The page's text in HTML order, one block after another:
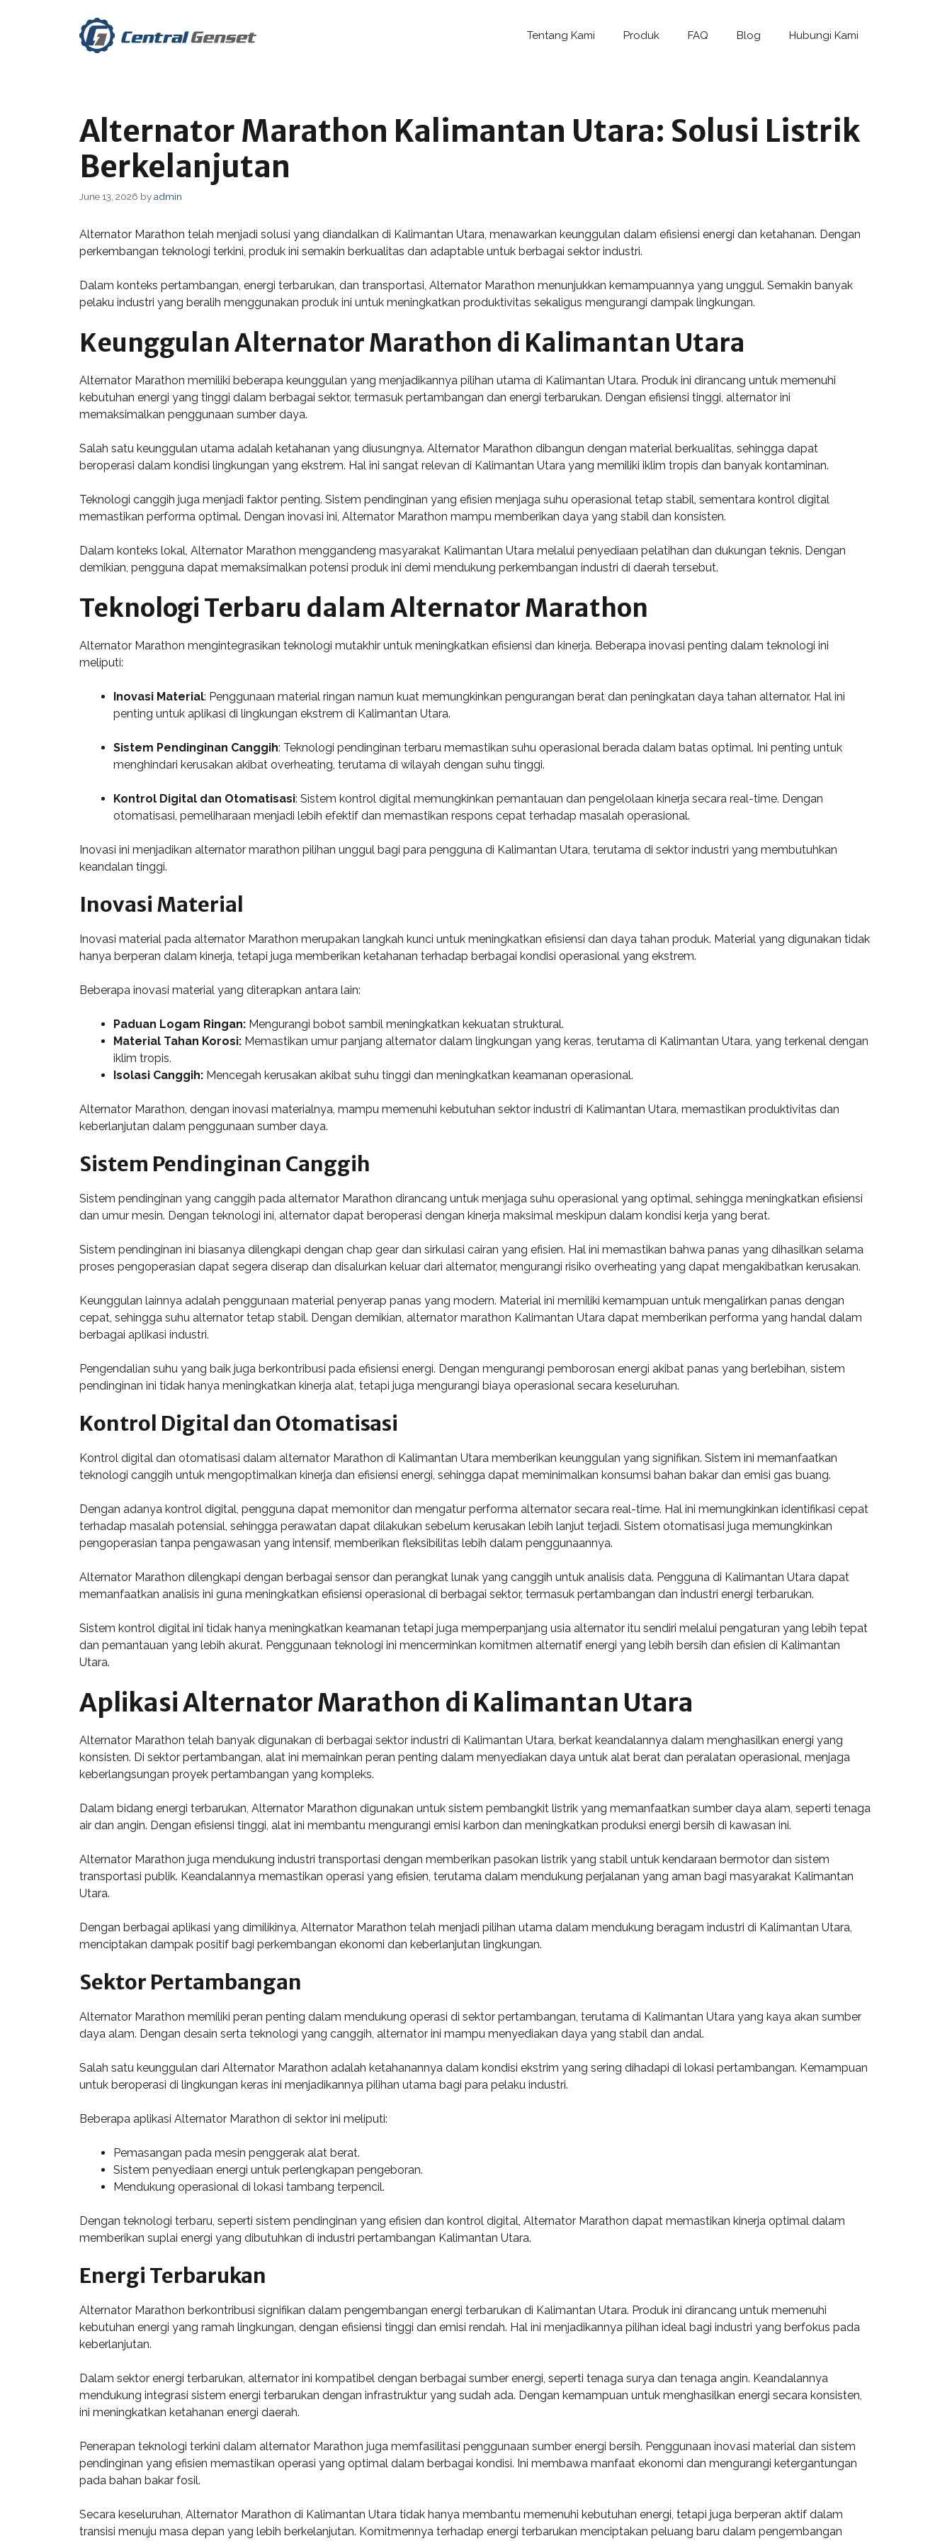
Tentang Kami Produk FAQ Blog Hubungi Kami
Alternator Marathon Kalimantan Utara: Solusi Listrik
Berkelanjutan
June 13, 2026 byadmin
Alternator Marathon telah menjadi solusi yang diandalkan di Kalimantan Utara, menawarkan keunggulan dalam efisiensi energi dan ketahanan. Dengan
perkembangan teknologi terkini, produk ini semakin berkualitas dan adaptable untuk berbagai sektor industri.
Dalam konteks pertambangan, energi terbarukan, dan transportasi, Alternator Marathon menunjukkan kemampuannya yang unggul. Semakin banyak
pelaku industri yang beralih menggunakan produk ini untuk meningkatkan produktivitas sekaligus mengurangi dampak lingkungan.
Keunggulan Alternator Marathon di Kalimantan Utara
Alternator Marathon memiliki beberapa keunggulan yang menjadikannya pilihan utama di Kalimantan Utara. Produk ini dirancang untuk memenuhi
kebutuhan energi yang tinggi dalam berbagai sektor, termasuk pertambangan dan energi terbarukan. Dengan efisiensi tinggi, alternator ini
memaksimalkan penggunaan sumber daya.
Salah satu keunggulan utama adalah ketahanan yang diusungnya. Alternator Marathon dibangun dengan material berkualitas, sehingga dapat
beroperasi dalam kondisi lingkungan yang ekstrem. Hal ini sangat relevan di Kalimantan Utara yang memiliki iklim tropis dan banyak kontaminan.
Teknologi canggih juga menjadi faktor penting. Sistem pendinginan yang efisien menjaga suhu operasional tetap stabil, sementara kontrol digital
memastikan performa optimal. Dengan inovasi ini, Alternator Marathon mampu memberikan daya yang stabil dan konsisten.
Dalam konteks lokal, Alternator Marathon menggandeng masyarakat Kalimantan Utara melalui penyediaan pelatihan dan dukungan teknis. Dengan
demikian, pengguna dapat memaksimalkan potensi produk ini demi mendukung perkembangan industri di daerah tersebut.
Teknologi Terbaru dalam Alternator Marathon
Alternator Marathon mengintegrasikan teknologi mutakhir untuk meningkatkan efisiensi dan kinerja. Beberapa inovasi penting dalam teknologi ini
meliputi:
Inovasi Material: Penggunaan material ringan namun kuat memungkinkan pengurangan berat dan peningkatan daya tahan alternator. Hal ini
penting untuk aplikasi di lingkungan ekstrem di Kalimantan Utara.
Sistem Pendinginan Canggih: Teknologi pendinginan terbaru memastikan suhu operasional berada dalam batas optimal. Ini penting untuk
menghindari kerusakan akibat overheating, terutama di wilayah dengan suhu tinggi.
Kontrol Digital dan Otomatisasi: Sistem kontrol digital memungkinkan pemantauan dan pengelolaan kinerja secara real-time. Dengan
otomatisasi, pemeliharaan menjadi lebih efektif dan memastikan respons cepat terhadap masalah operasional.
Inovasi ini menjadikan alternator marathon pilihan unggul bagi para pengguna di Kalimantan Utara, terutama di sektor industri yang membutuhkan
keandalan tinggi.
Inovasi Material
Inovasi material pada alternator Marathon merupakan langkah kunci untuk meningkatkan efisiensi dan daya tahan produk. Material yang digunakan tidak
hanya berperan dalam kinerja, tetapi juga memberikan ketahanan terhadap berbagai kondisi operasional yang ekstrem.
Beberapa inovasi material yang diterapkan antara lain:
Paduan Logam Ringan: Mengurangi bobot sambil meningkatkan kekuatan struktural.
Material Tahan Korosi: Memastikan umur panjang alternator dalam lingkungan yang keras, terutama di Kalimantan Utara, yang terkenal dengan
iklim tropis.
Isolasi Canggih: Mencegah kerusakan akibat suhu tinggi dan meningkatkan keamanan operasional.
Alternator Marathon, dengan inovasi materialnya, mampu memenuhi kebutuhan sektor industri di Kalimantan Utara, memastikan produktivitas dan
keberlanjutan dalam penggunaan sumber daya.
Sistem Pendinginan Canggih
Sistem pendinginan yang canggih pada alternator Marathon dirancang untuk menjaga suhu operasional yang optimal, sehingga meningkatkan efisiensi
dan umur mesin. Dengan teknologi ini, alternator dapat beroperasi dengan kinerja maksimal meskipun dalam kondisi kerja yang berat.
Sistem pendinginan ini biasanya dilengkapi dengan chap gear dan sirkulasi cairan yang efisien. Hal ini memastikan bahwa panas yang dihasilkan selama
proses pengoperasian dapat segera diserap dan disalurkan keluar dari alternator, mengurangi risiko overheating yang dapat mengakibatkan kerusakan.
Keunggulan lainnya adalah penggunaan material penyerap panas yang modern. Material ini memiliki kemampuan untuk mengalirkan panas dengan
cepat, sehingga suhu alternator tetap stabil. Dengan demikian, alternator marathon Kalimantan Utara dapat memberikan performa yang handal dalam
berbagai aplikasi industri.
Pengendalian suhu yang baik juga berkontribusi pada efisiensi energi. Dengan mengurangi pemborosan energi akibat panas yang berlebihan, sistem
pendinginan ini tidak hanya meningkatkan kinerja alat, tetapi juga mengurangi biaya operasional secara keseluruhan.
Kontrol Digital dan Otomatisasi
Kontrol digital dan otomatisasi dalam alternator Marathon di Kalimantan Utara memberikan keunggulan yang signifikan. Sistem ini memanfaatkan
teknologi canggih untuk mengoptimalkan kinerja dan efisiensi energi, sehingga dapat meminimalkan konsumsi bahan bakar dan emisi gas buang.
Dengan adanya kontrol digital, pengguna dapat memonitor dan mengatur performa alternator secara real-time. Hal ini memungkinkan identifikasi cepat
terhadap masalah potensial, sehingga perawatan dapat dilakukan sebelum kerusakan lebih lanjut terjadi. Sistem otomatisasi juga memungkinkan
pengoperasian tanpa pengawasan yang intensif, memberikan fleksibilitas lebih dalam penggunaannya.
Alternator Marathon dilengkapi dengan berbagai sensor dan perangkat lunak yang canggih untuk analisis data. Pengguna di Kalimantan Utara dapat
memanfaatkan analisis ini guna meningkatkan efisiensi operasional di berbagai sektor, termasuk pertambangan dan industri energi terbarukan.
Sistem kontrol digital ini tidak hanya meningkatkan keamanan tetapi juga memperpanjang usia alternator itu sendiri melalui pengaturan yang lebih tepat
dan pemantauan yang lebih akurat. Penggunaan teknologi ini mencerminkan komitmen alternatif energi yang lebih bersih dan efisien di Kalimantan
Utara.
Aplikasi Alternator Marathon di Kalimantan Utara
Alternator Marathon telah banyak digunakan di berbagai sektor industri di Kalimantan Utara, berkat keandalannya dalam menghasilkan energi yang
konsisten. Di sektor pertambangan, alat ini memainkan peran penting dalam menyediakan daya untuk alat berat dan peralatan operasional, menjaga
keberlangsungan proyek pertambangan yang kompleks.
Dalam bidang energi terbarukan, Alternator Marathon digunakan untuk sistem pembangkit listrik yang memanfaatkan sumber daya alam, seperti tenaga
air dan angin. Dengan efisiensi tinggi, alat ini membantu mengurangi emisi karbon dan meningkatkan produksi energi bersih di kawasan ini.
Alternator Marathon juga mendukung industri transportasi dengan memberikan pasokan listrik yang stabil untuk kendaraan bermotor dan sistem
transportasi publik. Keandalannya memastikan operasi yang efisien, terutama dalam mendukung perjalanan yang aman bagi masyarakat Kalimantan
Utara.
Dengan berbagai aplikasi yang dimilikinya, Alternator Marathon telah menjadi pilihan utama dalam mendukung beragam industri di Kalimantan Utara,
menciptakan dampak positif bagi perkembangan ekonomi dan keberlanjutan lingkungan.
Sektor Pertambangan
Alternator Marathon memiliki peran penting dalam mendukung operasi di sektor pertambangan, terutama di Kalimantan Utara yang kaya akan sumber
daya alam. Dengan desain serta teknologi yang canggih, alternator ini mampu menyediakan daya yang stabil dan andal.
Salah satu keunggulan dari Alternator Marathon adalah ketahanannya dalam kondisi ekstrim yang sering dihadapi di lokasi pertambangan. Kemampuan
untuk beroperasi di lingkungan keras ini menjadikannya pilihan utama bagi para pelaku industri.
Beberapa aplikasi Alternator Marathon di sektor ini meliputi:
Pemasangan pada mesin penggerak alat berat.
Sistem penyediaan energi untuk perlengkapan pengeboran.
Mendukung operasional di lokasi tambang terpencil.
Dengan teknologi terbaru, seperti sistem pendinginan yang efisien dan kontrol digital, Alternator Marathon dapat memastikan kinerja optimal dalam
memberikan suplai energi yang dibutuhkan di industri pertambangan Kalimantan Utara.
Energi Terbarukan
Alternator Marathon berkontribusi signifikan dalam pengembangan energi terbarukan di Kalimantan Utara. Produk ini dirancang untuk memenuhi
kebutuhan energi yang ramah lingkungan, dengan efisiensi tinggi dan emisi rendah. Hal ini menjadikannya pilihan ideal bagi industri yang berfokus pada
keberlanjutan.
Dalam sektor energi terbarukan, alternator ini kompatibel dengan berbagai sumber energi, seperti tenaga surya dan tenaga angin. Keandalannya
mendukung integrasi sistem energi terbarukan dengan infrastruktur yang sudah ada. Dengan kemampuan untuk menghasilkan energi secara konsisten,
ini meningkatkan ketahanan energi daerah.
Penerapan teknologi terkini dalam alternator Marathon juga memfasilitasi penggunaan sumber energi bersih. Penggunaan inovasi material dan sistem
pendinginan yang efisien memastikan operasi yang optimal dalam berbagai kondisi. Ini membawa manfaat ekonomi dan mengurangi ketergantungan
pada bahan bakar fosil.
Secara keseluruhan, Alternator Marathon di Kalimantan Utara tidak hanya membantu memenuhi kebutuhan energi, tetapi juga berperan aktif dalam
transisi menuju masa depan yang lebih berkelanjutan. Komitmennya terhadap energi terbarukan menciptakan peluang baru dalam pengembangan